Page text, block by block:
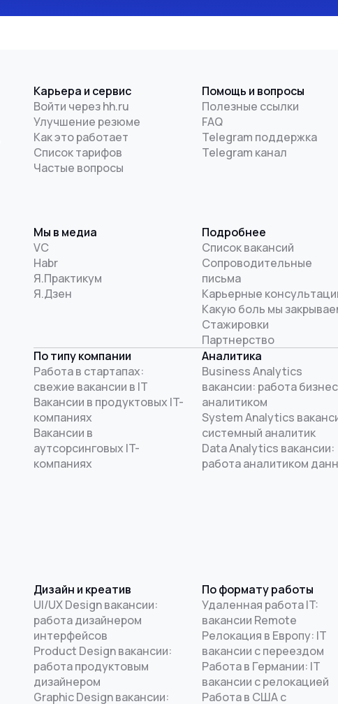
Карьера и сервис
Войти через hh.ru
Улучшение резюме
Как это работает
Список тарифов
Частые вопросы
Помощь и вопросы
Полезные ссылки
FAQ
Telegram поддержка
Telegram канал
Мы в медиа
VC
Habr
Я.Практикум
Я.Дзен
Подробнее
Список вакансий
Сопроводительные
письма
Карьерные
Какую боль мы
Стажировки
Партнерство
По типу компании
Работа в стартапах:
свежие вакансии в IT
Вакансии в продуктовых IT-
компаниях
Вакансии в
аутсорсинговых IT-
компаниях
Аналитика
Business Analytics
вакансии: работа
аналитиком
System Analytics
системный аналитик
Data Analytics вакансии:
работа аналитиком
Дизайн и креатив
UI/UX Design вакансии:
работа дизайнером
интерфейсов
Product Design вакансии:
работа продуктовым
дизайнером
Graphic Design вакансии:
По формату работы
Удаленная работа IT:
вакансии Remote
Релокация в Европу: IT
вакансии с переездом
Работа в Германии: IT
вакансии с релокацией
Работа в США с